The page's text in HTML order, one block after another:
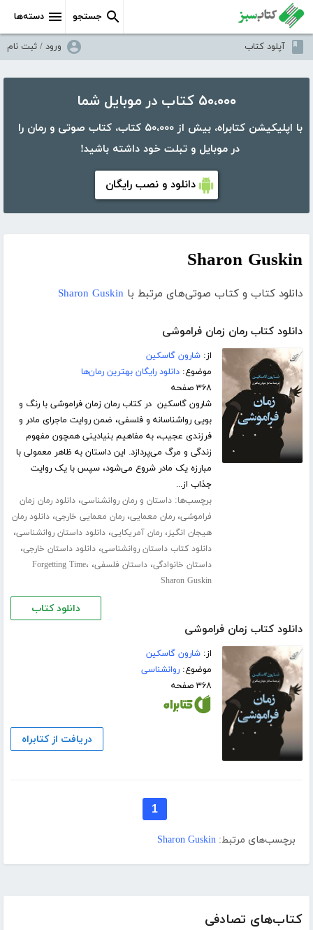
دسته‌ها جستجو
آپلود کتاب ورود / ثبت نام
۵۰،۰۰۰ کتاب در موبایل شما
با اپلیکیشن کتابراه، بیش از ۵۰،۰۰۰ کتاب، کتاب صوتی و رمان را
در موبایل و تبلت خود داشته باشید!
دانلود و نصب رایگان
کتاب‌های تصادفی
Sharon Guskin
دانلود کتاب و کتاب صوتی‌های مرتبط با Sharon Guskin
دانلود کتاب رمان زمان فراموشی
از:شارون گاسکین
موضوع:دانلود رایگان بهترین رمان‌ها
۳۶۸ صفحه
شارون گاسکین در کتاب رمان زمان فراموشی با رنگ و
بویی رواشناسانه و فلسفی، ضمن روایت ماجرای مادر و
فرزندی عجیب، به مفاهیم بنیادینی همچون مفهوم
زندگی و مرگ می‌پردازد. این داستان به ظاهر معمولی با
مبارزه یک مادر شروع می‌شود، سپس با یک روایت
جذاب از...
برچسب‌ها:داستان و رمان روانشناسی،دانلود رمان زمان
فراموشی،رمان معمایی،رمان معمایی خارجی،دانلود رمان
هیجان انگیز،رمان آمریکایی،دانلود داستان روانشناسی،
دانلود کتاب داستان روانشناسی،دانلود داستان خارجی،
داستان خانوادگی،داستان فلسفی، Forgetting Time،
Sharon Guskin
دانلود کتاب
دانلود کتاب زمان فراموشی
از:شارون گاسکین
موضوع:روانشناسی
۳۶۸ صفحه
دریافت از کتابراه
1
برچسب‌های مرتبط: Sharon Guskin